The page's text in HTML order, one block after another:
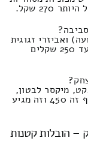
ואביזרי זגוגית
כבדים פלוס שירותי מנוף המחירון זהו 540 ועד 250 שקלים
מיקסר לבטון,
כלי תחבורה לנשיאת ארגזים וכו' וכו', התעריף זה 450 וזה מגיע
– הובלות קטנות